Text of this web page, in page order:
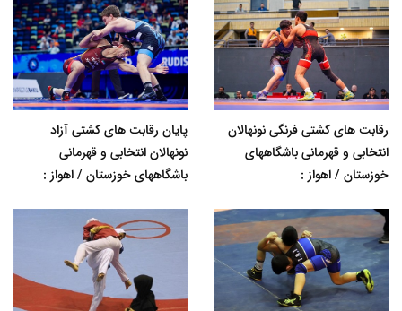
رقابت های کشتی فرنگی نونهالان
انتخابی و قهرمانی باشگاههای
خوزستان / اهواز :
پایان رقابت های کشتی آزاد
نونهالان انتخابی و قهرمانی
باشگاههای خوزستان / اهواز :